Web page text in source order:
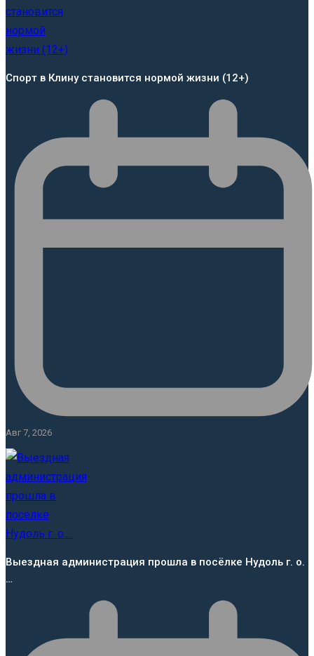
Спорт в Клину становится нормой жизни (12+)
Авг 7, 2026
Выездная администрация прошла в посёлке Нудоль г. о.
…